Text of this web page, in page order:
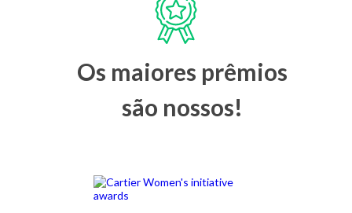
Os maiores prêmios
são nossos!